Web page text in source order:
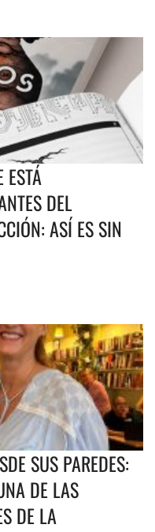
DEL
ASÍ ES SIN
SUS PAREDES:
DE LAS
DE LA